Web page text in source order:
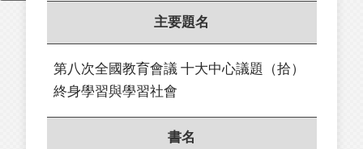
主要題名
第八次全國教育會議 十大中心議題（拾）
終身學習與學習社會
書名